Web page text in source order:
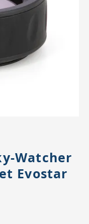
Têtes
Watcher
Evostar